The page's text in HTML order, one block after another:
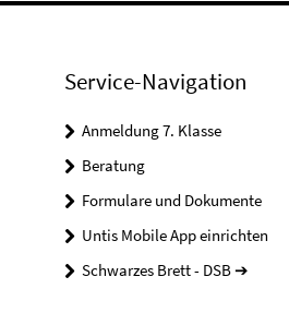
Service-Navigation
Anmeldung 7. Klasse
Beratung
Formulare und Dokumente
Untis Mobile App einrichten
Schwarzes Brett - DSB ➔